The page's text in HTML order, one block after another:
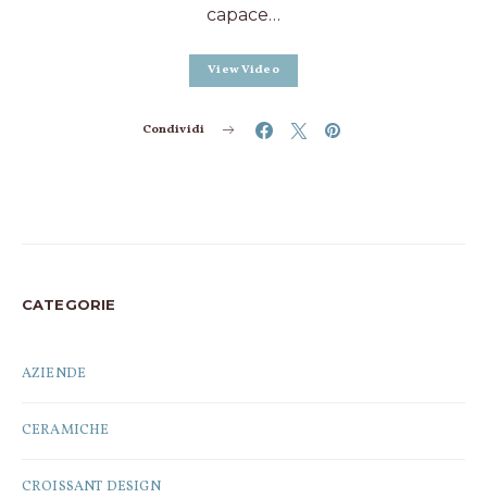
capace…
View Video
Condividi
CATEGORIE
AZIENDE
CERAMICHE
CROISSANT DESIGN